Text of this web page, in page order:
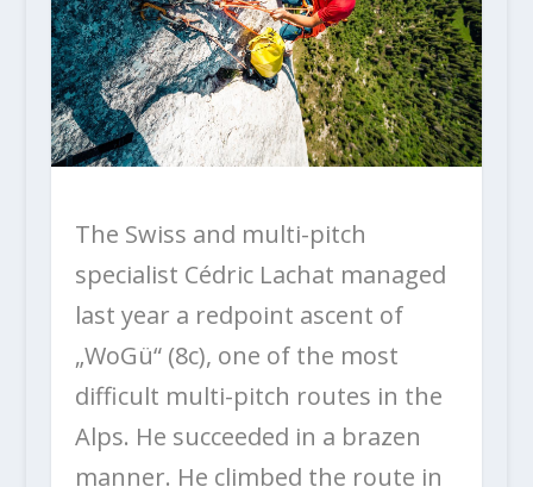
The Swiss and multi-pitch
specialist Cédric Lachat managed
last year a redpoint ascent of
„WoGü“ (8c), one of the most
difficult multi-pitch routes in the
Alps. He succeeded in a brazen
manner. He climbed the route in